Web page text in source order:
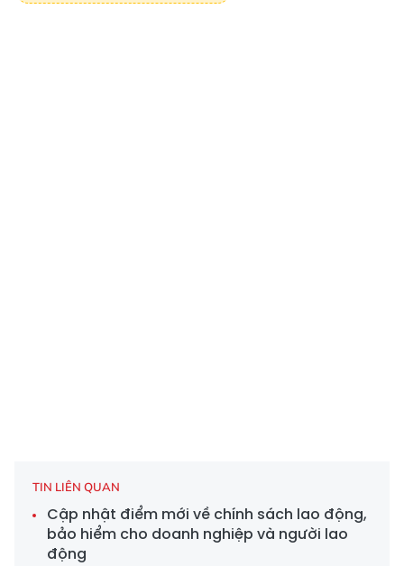
TIN LIÊN QUAN
Cập nhật điểm mới về chính sách lao động,
bảo hiểm cho doanh nghiệp và người lao
động